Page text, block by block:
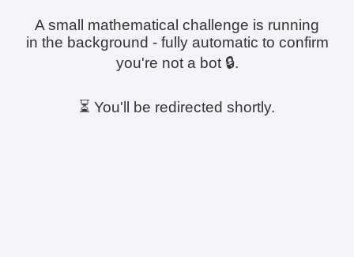
A small mathematical challenge is running
in the background - fully automatic to confirm
you're not a bot 🔒.
⏳ You'll be redirected shortly.